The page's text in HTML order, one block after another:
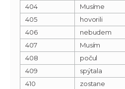
404
Musíme
405
hovorili
406
nebudem
407
Musím
408
počul
409
spýtala
410
zostane